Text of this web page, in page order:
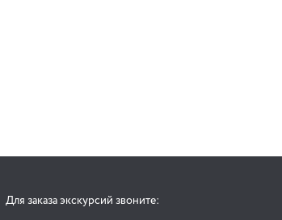
Для заказа экскурсий звоните: